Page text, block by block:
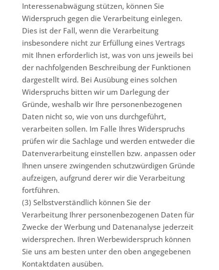
Interessenabwägung stützen, können Sie
Widerspruch gegen die Verarbeitung einlegen.
Dies ist der Fall, wenn die Verarbeitung
insbesondere nicht zur Erfüllung eines Vertrags
mit Ihnen erforderlich ist, was von uns jeweils bei
der nachfolgenden Beschreibung der Funktionen
dargestellt wird. Bei Ausübung eines solchen
Widerspruchs bitten wir um Darlegung der
Gründe, weshalb wir Ihre personenbezogenen
Daten nicht so, wie von uns durchgeführt,
verarbeiten sollen. Im Falle Ihres Widerspruchs
prüfen wir die Sachlage und werden entweder die
Datenverarbeitung einstellen bzw. anpassen oder
Ihnen unsere zwingenden schutzwürdigen Gründe
aufzeigen, aufgrund derer wir die Verarbeitung
fortführen.
(3) Selbstverständlich können Sie der
Verarbeitung Ihrer personenbezogenen Daten für
Zwecke der Werbung und Datenanalyse jederzeit
widersprechen. Ihren Werbewiderspruch können
Sie uns am besten unter den oben angegebenen
Kontaktdaten ausüben.